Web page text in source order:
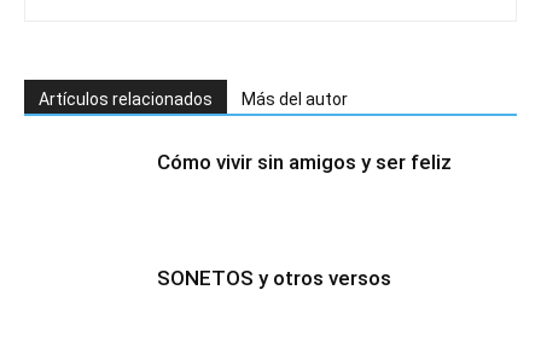
Artículos relacionados Más del autor
Cómo vivir sin amigos y ser feliz
SONETOS y otros versos